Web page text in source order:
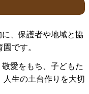
、保護者や地域と協
です。
愛をもち、子どもた
人生の土台作りを大切